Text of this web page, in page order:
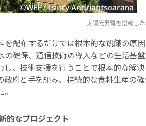
太陽光発電を搭載し
を配布するだけでは根本的な飢餓の原
の確保、通信技術の導入などの生活基
し、技術支援を行うことで根本的な解
政府と手を組み、持続的な食料生産の
的なプロジェクト